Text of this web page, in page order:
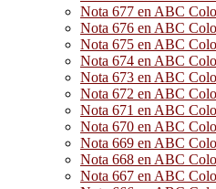
Nota 677 en ABC
Nota 676 en ABC
Nota 675 en ABC
Nota 674 en ABC
Nota 673 en ABC
Nota 672 en ABC
Nota 671 en ABC
Nota 670 en ABC
Nota 669 en ABC
Nota 668 en ABC
Nota 667 en ABC